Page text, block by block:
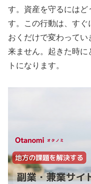
す。資産を守るにはど
す。この行動は、すぐ
おくだけで変わって
来ません。起きた時
トになります。